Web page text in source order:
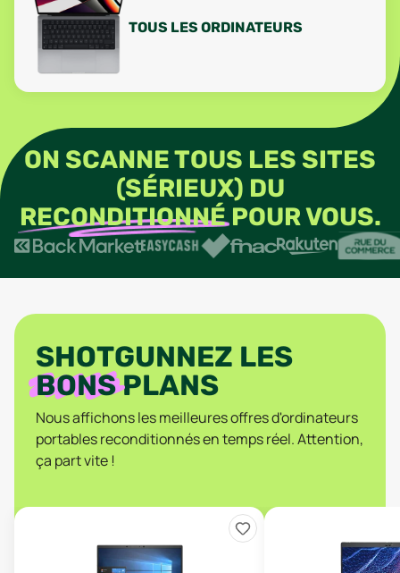
TOUS LES ORDINATEURS
ON SCANNE TOUS LES SITES
(SÉRIEUX) DU
RECONDITIONNÉPOUR VOUS.
SHOTGUNNEZ LES
BONSPLANS
Nous affichons les meilleures offres d'ordinateurs
portables reconditionnés en temps réel. Attention,
ça part vite !